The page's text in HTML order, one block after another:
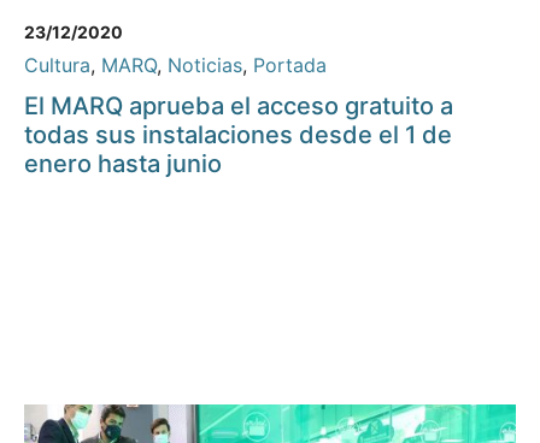
23/12/2020
Cultura, MARQ, Noticias, Portada
El MARQ aprueba el acceso gratuito a
todas sus instalaciones desde el 1 de
enero hasta junio